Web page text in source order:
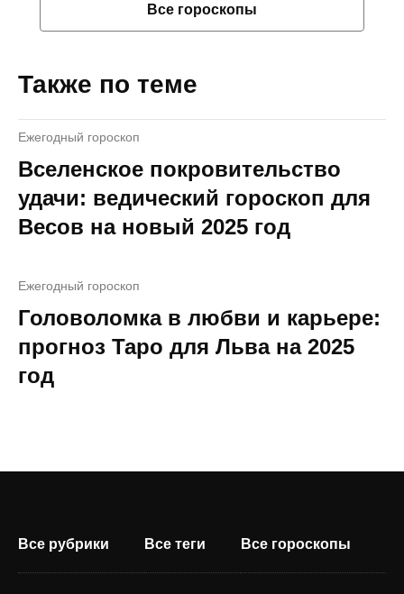
Все гороскопы
Также по теме
Ежегодный гороскоп
Вселенское покровительство
удачи: ведический гороскоп для
Весов на новый 2025 год
Ежегодный гороскоп
Головоломка в любви и карьере:
прогноз Таро для Льва на 2025
год
Все рубрики Все теги Все гороскопы